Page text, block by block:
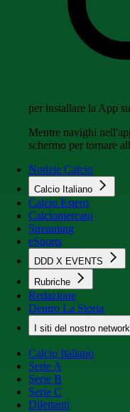
per installare la App
Mentre navighi
schermo per tornare
Notizie Calcio
Calcio Italiano
Calcio Estero
Calciomercato
Streaming
eSports
DDD X EVENTS
Rubriche
Redazione
Dentro La Storia
I siti del nostro network
Calcio Italiano
Serie A
Serie B
Serie C
Dilettanti